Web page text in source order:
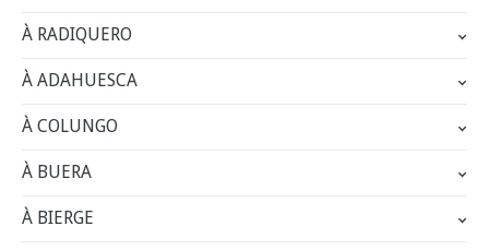
À RADIQUERO
À ADAHUESCA
À COLUNGO
À BUERA
À BIERGE